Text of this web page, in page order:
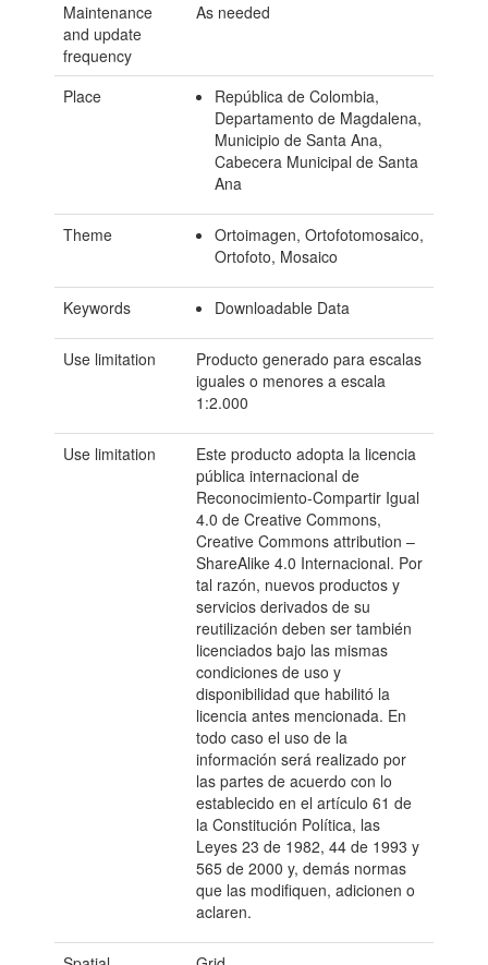
Maintenance
and update
frequency
As needed
Place
República de Colombia,
Departamento de Magdalena,
Municipio de Santa Ana,
Cabecera Municipal de Santa
Ana
Theme
Ortoimagen, Ortofotomosaico,
Ortofoto, Mosaico
Keywords Downloadable Data
Use limitation
Producto generado para escalas
iguales o menores a escala
1:2.000
Use limitation
Este producto adopta la licencia
pública internacional de
Reconocimiento-Compartir Igual
4.0 de Creative Commons,
Creative Commons attribution –
ShareAlike 4.0 Internacional. Por
tal razón, nuevos productos y
servicios derivados de su
reutilización deben ser también
licenciados bajo las mismas
condiciones de uso y
disponibilidad que habilitó la
licencia antes mencionada. En
todo caso el uso de la
información será realizado por
las partes de acuerdo con lo
establecido en el artículo 61 de
la Constitución Política, las
Leyes 23 de 1982, 44 de 1993 y
565 de 2000 y, demás normas
que las modifiquen, adicionen o
aclaren.